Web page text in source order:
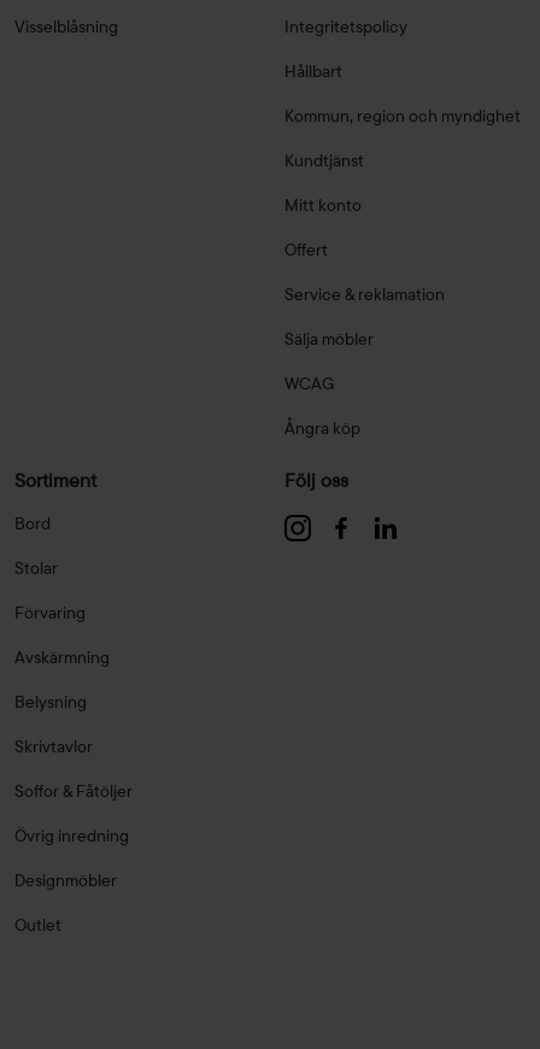
Visselblåsning Integritetspolicy
Hållbart
Kommun, region och myndighet
Kundtjänst
Mitt konto
Offert
Service & reklamation
Sälja möbler
WCAG
Ångra köp
Sortiment
Bord
Stolar
Förvaring
Avskärmning
Belysning
Skrivtavlor
Soffor & Fåtöljer
Övrig inredning
Designmöbler
Outlet
Följ oss